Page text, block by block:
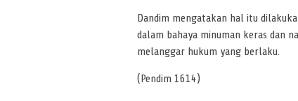
Dandim mengatakan hal itu
dalam bahaya minuman keras dan
melanggar hukum yang berlaku.
(Pendim 1614)